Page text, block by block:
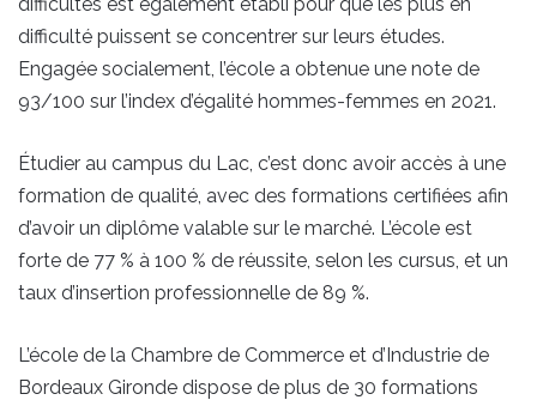
difficulté puissent se concentrer sur leurs études.
Engagée socialement, l’école a obtenue une note de
93/100 sur l’index d’égalité hommes-femmes en 2021.
Étudier au campus du Lac, c’est donc avoir accès à une
formation de qualité, avec des formations certifiées afin
d’avoir un diplôme valable sur le marché. L’école est
forte de 77 % à 100 % de réussite, selon les cursus, et un
taux d’insertion professionnelle de 89 %.
L’école de la Chambre de Commerce et d’Industrie de
Bordeaux Gironde dispose de plus de 30 formations